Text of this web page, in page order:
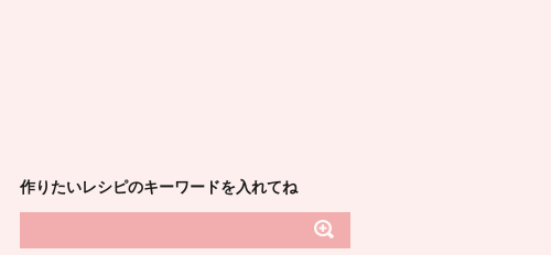
作りたいレシピのキーワードを入れてね